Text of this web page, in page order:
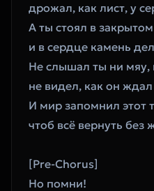
дрожал, как лист, у
А ты стоял в
и в сердце камень
Не слышал ты ни мяу,
не видел, как он
И мир запомнил этот
чтоб всё вернуть без
[Pre-Chorus]
Но помни!